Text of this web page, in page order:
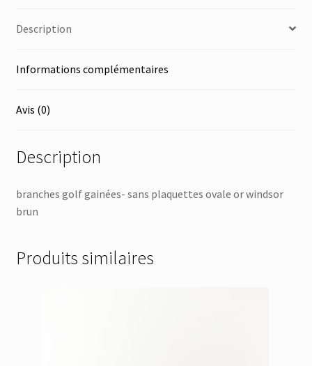
Description
Informations complémentaires
Avis (0)
Description
branches golf gainées- sans plaquettes ovale or windsor
brun
Produits similaires